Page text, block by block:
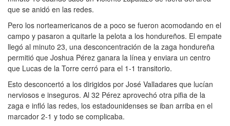
que se anidó en las redes.
Pero los norteamericanos de a poco se fueron acomodando en el
campo y pasaron a quitarle la pelota a los hondureños. El empate
llegó al minuto 23, una desconcentración de la zaga hondureña
permitió que Joshua Pérez ganara la línea y enviara un centro
que Lucas de la Torre cerró para el 1-1 transitorio.
Esto desconcertó a los dirigidos por José Valladares que lucían
nerviosos e inseguros. Al 32 Pérez aprovechó otra pifia de la
zaga e infló las redes, los estadounidenses se iban arriba en el
marcador 2-1 y todo se complicaba.